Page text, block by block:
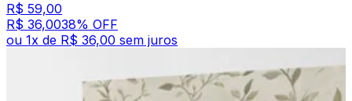
R$ 59,00
R$ 36,0038% OFF
ou 1x de R$ 36,00 sem juros